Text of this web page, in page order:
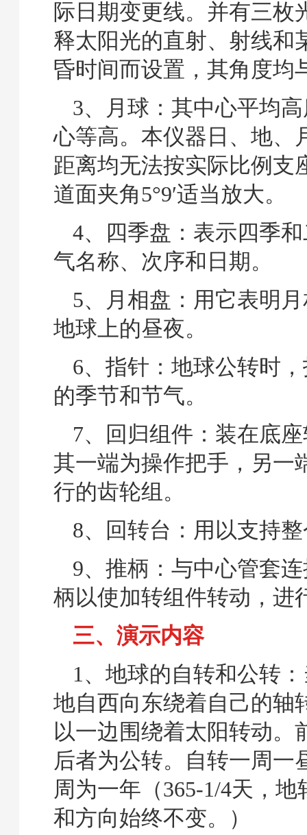
际日期变更线。并有三枚
释太阳光的直射、射线和
昏时间而设置，其角度均
3、月球：其中心平均
心等高。本仪器日、地、
距离均无法按实际比例支
道面夹角5°9′适当放大。
4、四季盘：表示四季
气名称、次序和日期。
5、月相盘：用它表明
地球上的昼夜。
6、指针：地球公转时
的季节和节气。
7、回归组件：装在底
其一端为操作把手，另一
行的齿轮组。
8、回转台：用以支持
9、推柄：与中心管套
柄以使加转组件转动，进
三、演示内容
1、地球的自转和公转
地自西向东绕着自己的轴
以一边围绕着太阳转动。
后者为公转。自转一周一
周为一年（365-1/4天，
和方向始终不变。）